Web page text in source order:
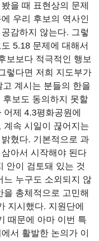
을 때 표현상의 문제
우리 후보의 역사인
감하지 않는다. 그렇
5.18 문제에 대해서
보보다 적극적인 행보
렇다면 저희 지도부가
계시는 분들의 한을
보도 동의하지 못할
제 4.3평화공원에
계속 시일이 끊어지는
혔다. 기본적으로 과
아서 시작해야 된다
안이 검토돼 있는 것
느 누구도 소외되지 않
총체적으로 고민해
지시했다. 지원단에
때문에 아마 이번 특
서 활발한 논의가 이